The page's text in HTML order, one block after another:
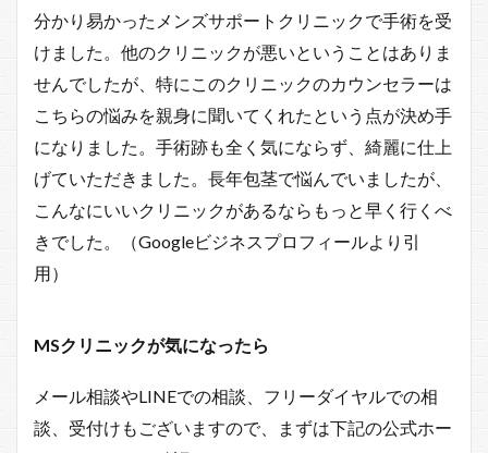
分かり易かったメンズサポートクリニックで手術を受
けました。他のクリニックが悪いということはありま
せんでしたが、特にこのクリニックのカウンセラーは
こちらの悩みを親身に聞いてくれたという点が決め手
になりました。手術跡も全く気にならず、綺麗に仕上
げていただきました。長年包茎で悩んでいましたが、
こんなにいいクリニックがあるならもっと早く行くべ
きでした。（Googleビジネスプロフィールより引
用）
MSクリニックが気になったら
メール相談やLINEでの相談、フリーダイヤルでの相
談、受付けもございますので、まずは下記の公式ホー